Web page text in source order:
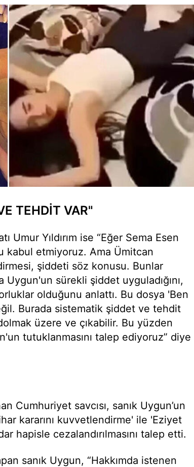
TEHDİT VAR"
Umur Yıldırım ise “Eğer Sema Esen
kabul etmiyoruz. Ama Ümitcan
şiddeti söz konusu. Bunlar
Uygun'un sürekli şiddet uyguladığını,
olduğunu anlattı. Bu dosya 'Ben
Burada sistematik şiddet ve tehdit
üzere ve çıkabilir. Bu yüzden
tutuklanmasını talep ediyoruz” diye
Cumhuriyet savcısı, sanık Uygun’un
kararını kuvvetlendirme' ile 'Eziyet
hapisle cezalandırılmasını talep etti.
sanık Uygun, “Hakkımda istenen